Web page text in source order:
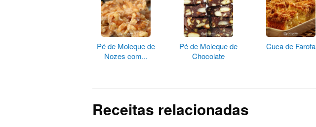
Pé de Moleque de
Nozes com...
Pé de Moleque de
Chocolate
Cuca de Farofa
Receitas relacionadas